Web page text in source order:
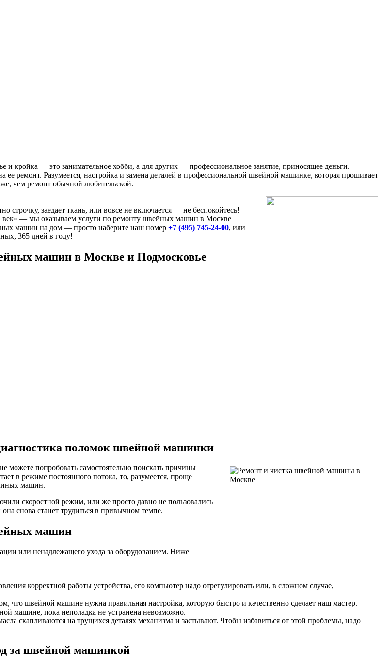
— это занимательное хобби, а для других — профессиональное занятие, приносящее деньги.
ремонт. Разумеется, настройка и замена деталей в профессиональной швейной машинке, которая прошивает
чем ремонт обычной любительской.
заедает ткань, или вовсе не включается — не беспокойтесь!
век» — мы оказываем услуги по ремонту швейных машин в Москве
машин на дом — просто наберите наш номер +7 (495) 745-24-00, или
365 дней в году!
машин в Москве и Подмосковье
поломок швейной машинки
можете попробовать самостоятельно поискать причины
в режиме постоянного потока, то, разумеется, проще
машин.
скоростной режим, или же просто давно не пользовались
снова станет трудиться в привычном темпе.
машин
или ненадлежащего ухода за оборудованием. Ниже
корректной работы устройства, его компьютер надо отрегулировать или, в сложном случае,
что швейной машине нужна правильная настройка, которую быстро и качественно сделает наш мастер.
машине, пока неполадка не устранена невозможно.
скапливаются на трущихся деталях механизма и застывают. Чтобы избавиться от этой проблемы, надо
за швейной машинкой